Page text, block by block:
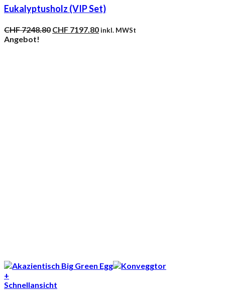
Eukalyptusholz (VIP Set)
CHF7248.80 Ursprünglicher
CHF 7197.80Aktueller
inkl. MWSt
Angebot!
+
Schnellansicht